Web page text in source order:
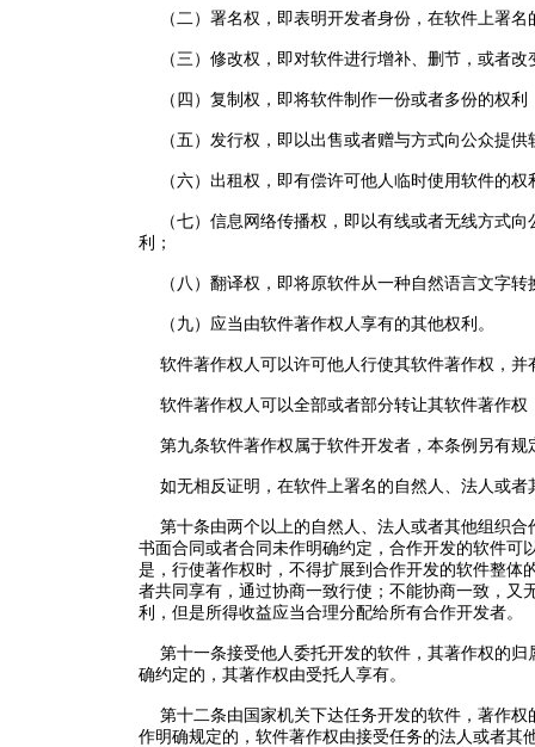
（二）署名权，即表明开发者身份，在软件上署名
（三）修改权，即对软件进行增补、删节，或者改
（四）复制权，即将软件制作一份或者多份的权利
（五）发行权，即以出售或者赠与方式向公众提供
（六）出租权，即有偿许可他人临时使用软件的权
（七）信息网络传播权，即以有线或者无线方式向
利；
（八）翻译权，即将原软件从一种自然语言文字转
（九）应当由软件著作权人享有的其他权利。
软件著作权人可以许可他人行使其软件著作权，并
软件著作权人可以全部或者部分转让其软件著作权
第九条软件著作权属于软件开发者，本条例另有规
如无相反证明，在软件上署名的自然人、法人或者
第十条由两个以上的自然人、法人或者其他组织合
书面合同或者合同未作明确约定，合作开发的软件
是，行使著作权时，不得扩展到合作开发的软件整
者共同享有，通过协商一致行使；不能协商一致，
利，但是所得收益应当合理分配给所有合作开发者。
第十一条接受他人委托开发的软件，其著作权的归
确约定的，其著作权由受托人享有。
第十二条由国家机关下达任务开发的软件，著作权
作明确规定的，软件著作权由接受任务的法人或者其